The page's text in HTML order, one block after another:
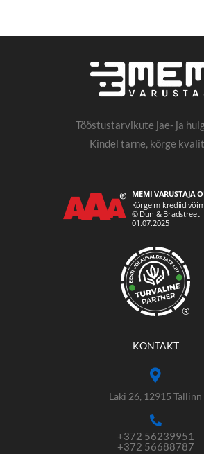
Tööstustarvikute jae- ja
Kindel tarne, kõrge
®
KONTAKT
Laki 26, 12915 Tallinn
+372 56239951
+372 56688787